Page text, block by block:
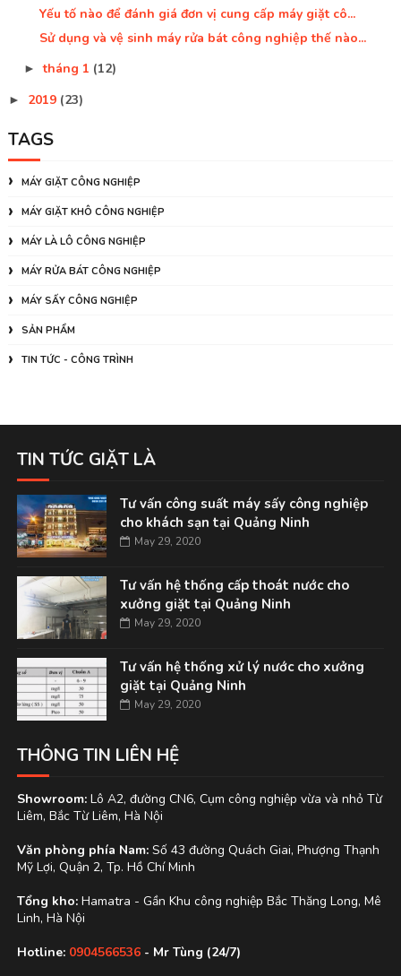
Yếu tố nào để đánh giá đơn vị cung cấp máy giặt cô...
Sử dụng và vệ sinh máy rửa bát công nghiệp thế nào...
►tháng 1 (12)
► 2019 (23)
TAGS
MÁY GIẶT CÔNG NGHIỆP
MÁY GIẶT KHÔ CÔNG NGHIỆP
MÁY LÀ LÔ CÔNG NGHIỆP
MÁY RỬA BÁT CÔNG NGHIỆP
MÁY SẤY CÔNG NGHIỆP
SẢN PHẨM
TIN TỨC - CÔNG TRÌNH
TIN TỨC GIẶT LÀ
Tư vấn công suất máy sấy công nghiệp
cho khách sạn tại Quảng Ninh
May 29, 2020
Tư vấn hệ thống cấp thoát nước cho
xưởng giặt tại Quảng Ninh
May 29, 2020
Tư vấn hệ thống xử lý nước cho xưởng
giặt tại Quảng Ninh
May 29, 2020
THÔNG TIN LIÊN HỆ
Showroom: Lô A2, đường CN6, Cụm công nghiệp vừa và nhỏ Từ
Liêm, Bắc Từ Liêm, Hà Nội
Văn phòng phía Nam:Số 43 đường Quách Giai, Phượng Thạnh
Mỹ Lợi, Quận 2, Tp. Hồ Chí Minh
Tổng kho: Hamatra - Gần Khu công nghiệp Bắc Thăng Long, Mê
Linh, Hà Nội
Hotline: 0904566536 - Mr Tùng (24/7)